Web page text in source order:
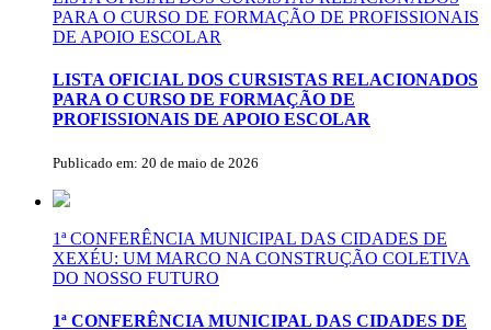
PARA O CURSO DE FORMAÇÃO DE PROFISSIONAIS
DE APOIO ESCOLAR
LISTA OFICIAL DOS CURSISTAS RELACIONADOS
PARA O CURSO DE FORMAÇÃO DE
PROFISSIONAIS DE APOIO ESCOLAR
Publicado em: 20 de maio de 2026
1ª CONFERÊNCIA MUNICIPAL DAS CIDADES DE
XEXÉU: UM MARCO NA CONSTRUÇÃO COLETIVA
DO NOSSO FUTURO
1ª CONFERÊNCIA MUNICIPAL DAS CIDADES DE